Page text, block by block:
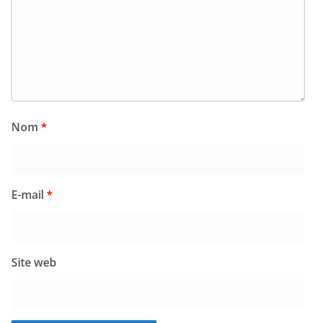
Nom *
E-mail*
Site web